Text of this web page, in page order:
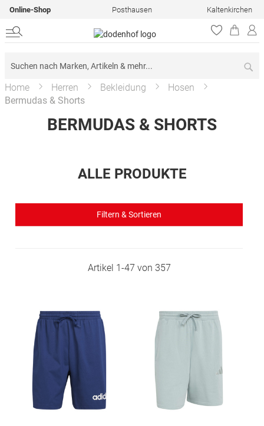
Online-Shop Posthausen Kaltenkirchen
Home Herren Bekleidung
Hosen
Bermudas & Shorts
BERMUDAS & SHORTS
ALLE PRODUKTE
Filtern & Sortieren
Artikel 1-47 von 357